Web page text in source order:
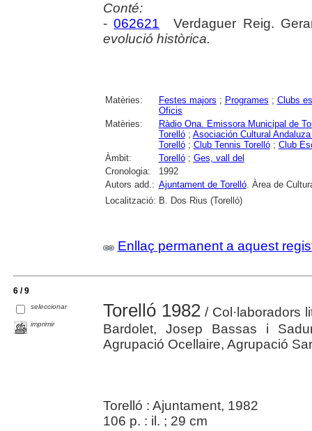
Conté:
-062621 Verdaguer Reig.
evolució històrica.
Matèries: Festes majors ; Programes ; Clubs
Oficis
Matèries:
Ràdio Ona. Emissora Municipal de
Torelló; Asociación Cultural
Torelló; Club Tennis Torelló; Club
Àmbit:
Torelló; Ges, vall del
Cronologia:
1992
Autors add.: Ajuntament de Torelló. Àrea de
Localització: B. Dos Rius (Torelló)
Enllaç permanent a aquest
6 / 9
seleccionar
imprimir
Torelló 1982/ Col·laboradors
Bardolet, Josep Bassas i
Agrupació Ocellaire, Agrupació
Torelló : Ajuntament, 1982
106 p. : il. ; 29 cm